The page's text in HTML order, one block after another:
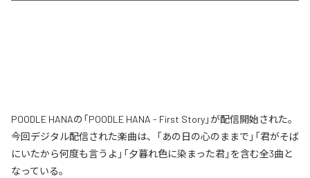
POODLE HANAの「POODLE HANA - First Story」が配信開始された。
今回デジタル配信された楽曲は、「あの日の心のままで」「君がそば
にいたから何度も言うよ」「夕暮れ色に染まった君」を含む全3曲と
なっている。